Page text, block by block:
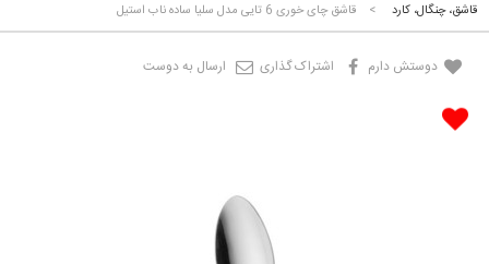
قاشق، چنگال، کارد
> قاشق چای خوری 6 تایی مدل سلیا ساده ناب استیل
دوستش دارم اشتراک گذاری ارسال به دوست